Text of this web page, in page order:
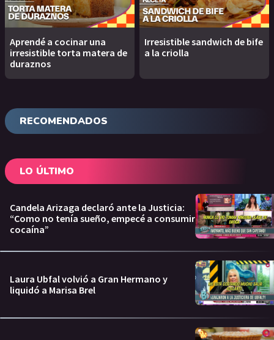
Aprendé a cocinar una
irresistible torta matera de
duraznos
Irresistible sandwich de bife
a la criolla
RECOMENDADOS
LO ÚLTIMO
Candela Arizaga declaró ante la Justicia:
“Como no tenía sueño, empecé a consumir
cocaína”
Laura Ubfal volvió a Gran Hermano y
liquidó a Marisa Brel